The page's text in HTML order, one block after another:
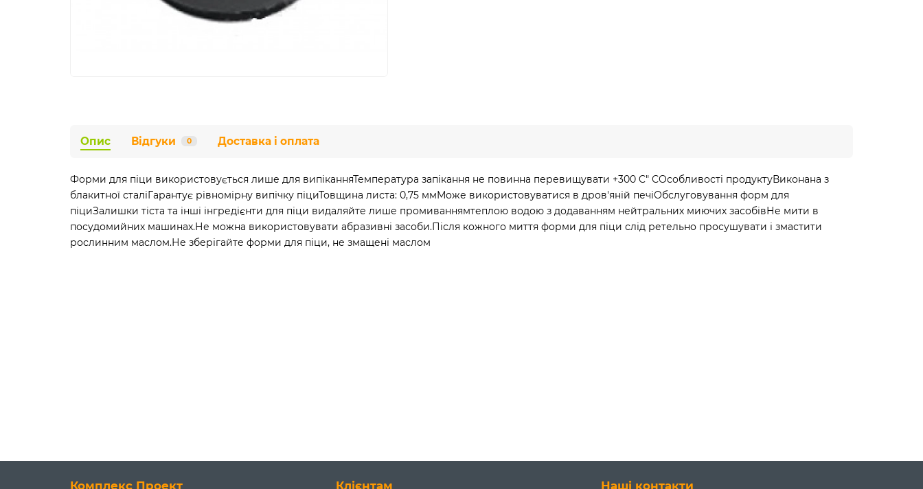
Опис Відгуки 0 Доставка і оплата
Форми для піци використовується лише для випіканняТемпература запікання не повинна перевищувати +300 C" СОсобливості продуктуВиконана з
блакитної сталіГарантує рівномірну випічку піциТовщина листа: 0,75 ммМоже використовуватися в дров'яній печіОбслуговування форм для
піциЗалишки тіста та інші інгредієнти для піци видаляйте лише промиваннямтеплою водою з додаванням нейтральних миючих засобівНе мити в
посудомийних машинах.Не можна використовувати абразивні засоби.Після кожного миття форми для піци слід ретельно просушувати і змастити
рослинним маслом.Не зберігайте форми для піци, не змащені маслом
Комплекс Проект Клієнтам Наші контакти